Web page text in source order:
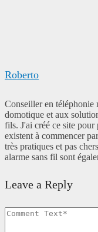
Roberto
Conseiller en téléphonie
domotique et aux
fils. J'ai créé ce site
existent à commencer
très pratiques et pas
alarme sans fil sont
Leave a Reply